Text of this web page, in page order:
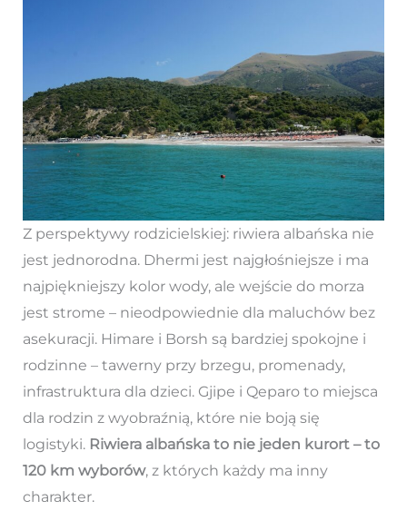
Z perspektywy rodzicielskiej: riwiera albańska nie
jest jednorodna. Dhermi jest najgłośniejsze i ma
najpiękniejszy kolor wody, ale wejście do morza
jest strome – nieodpowiednie dla maluchów bez
asekuracji. Himare i Borsh są bardziej spokojne i
rodzinne – tawerny przy brzegu, promenady,
infrastruktura dla dzieci. Gjipe i Qeparo to miejsca
dla rodzin z wyobraźnią, które nie boją się
logistyki. Riwiera albańska to nie jeden kurort – to
120 km wyborów, z których każdy ma inny
charakter.